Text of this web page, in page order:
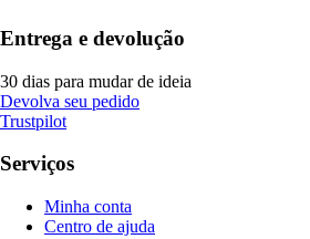
Entrega e devolução
30 dias para mudar de ideia
Devolva seu pedido
Trustpilot
Serviços
Minha conta
Centro de ajuda